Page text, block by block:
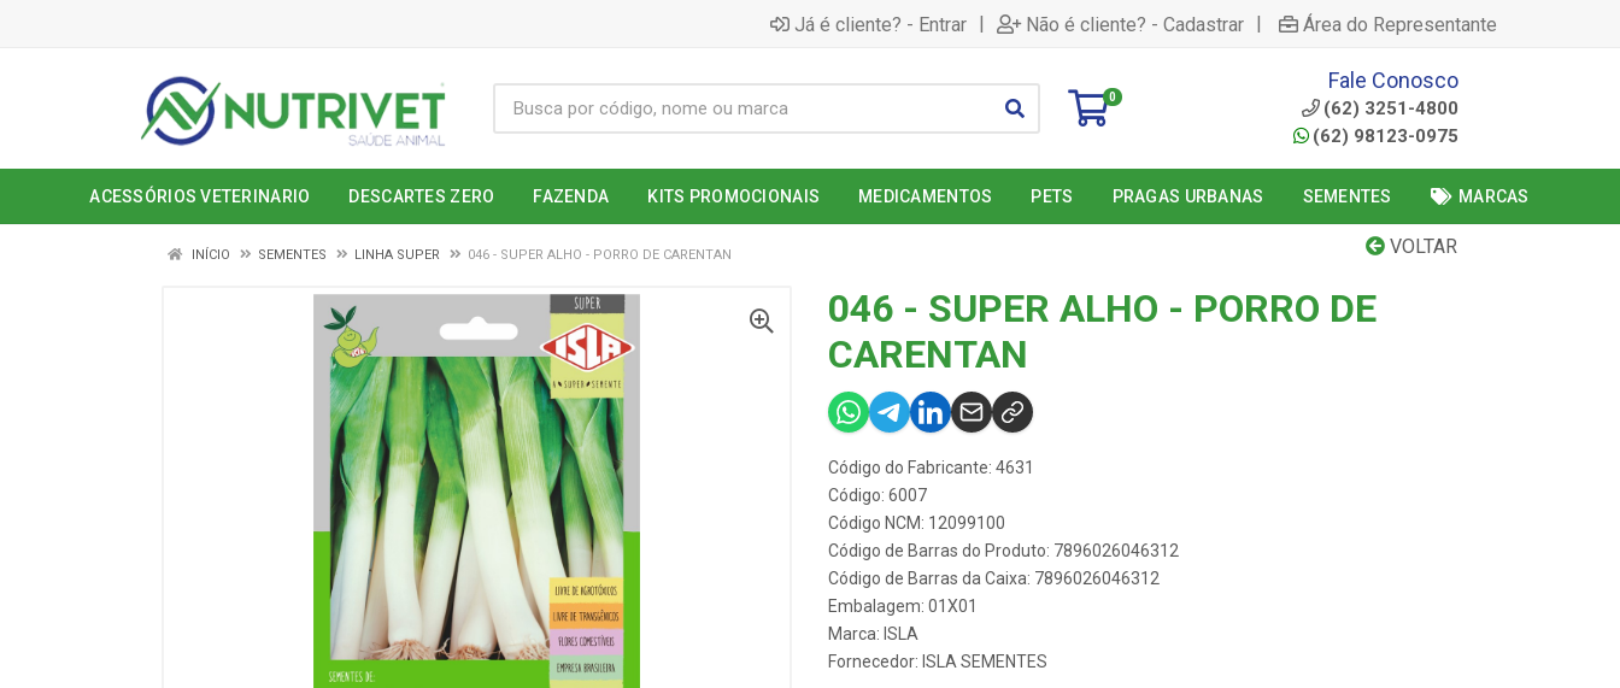
Já é cliente? - Entrar | Não é cliente? - Cadastrar | Área do Representante
0
Fale Conosco
(62) 3251-4800
(62) 98123-0975
ACESSÓRIOS VETERINARIO DESCARTES ZERO FAZENDA KITS PROMOCIONAIS MEDICAMENTOS PETS PRAGAS URBANAS SEMENTES MARCAS
VOLTAR
INÍCIO SEMENTES LINHA SUPER 046 - SUPER ALHO - PORRO DE CARENTAN
046 - SUPER ALHO - PORRO DE
CARENTAN
Código do Fabricante: 4631
Código: 6007
Código NCM: 12099100
Código de Barras do Produto: 7896026046312
Código de Barras da Caixa: 7896026046312
Embalagem: 01X01
Marca: ISLA
Fornecedor: ISLA SEMENTES